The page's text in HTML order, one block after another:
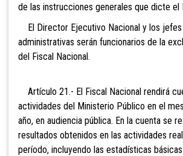
de las instrucciones generales que dicte el
El Director Ejecutivo Nacional y los jefes
administrativas serán funcionarios de la
del Fiscal Nacional.
Artículo 21.- El Fiscal Nacional rendirá
actividades del Ministerio Público en el
año, en audiencia pública. En la cuenta se
resultados obtenidos en las actividades
período, incluyendo las estadísticas